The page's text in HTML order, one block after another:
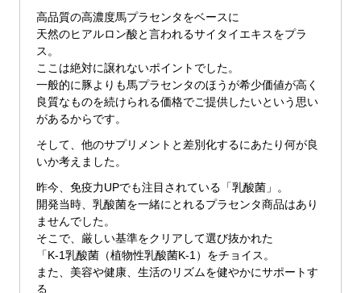
高品質の高濃度馬プラセンタをベースに
天然のヒアルロン酸と言われるサイタイエキスをプラ
ス。
ここは絶対に譲れないポイントでした。
一般的に豚よりも馬プラセンタのほうが希少価値が高く
良質なものを続けられる価格でご提供したいという思い
があるからです。
そして、他のサプリメントと差別化するにあたり何が良
いか考えました。
昨今、免疫力UPでも注目されている「乳酸菌」。
開発当時、乳酸菌を一緒にとれるプラセンタ商品はあり
ませんでした。
そこで、厳しい基準をクリアして選び抜かれた
「K-1乳酸菌（植物性乳酸菌K-1）をチョイス。
また、美容や健康、生活のリズムを健やかにサポートす
る